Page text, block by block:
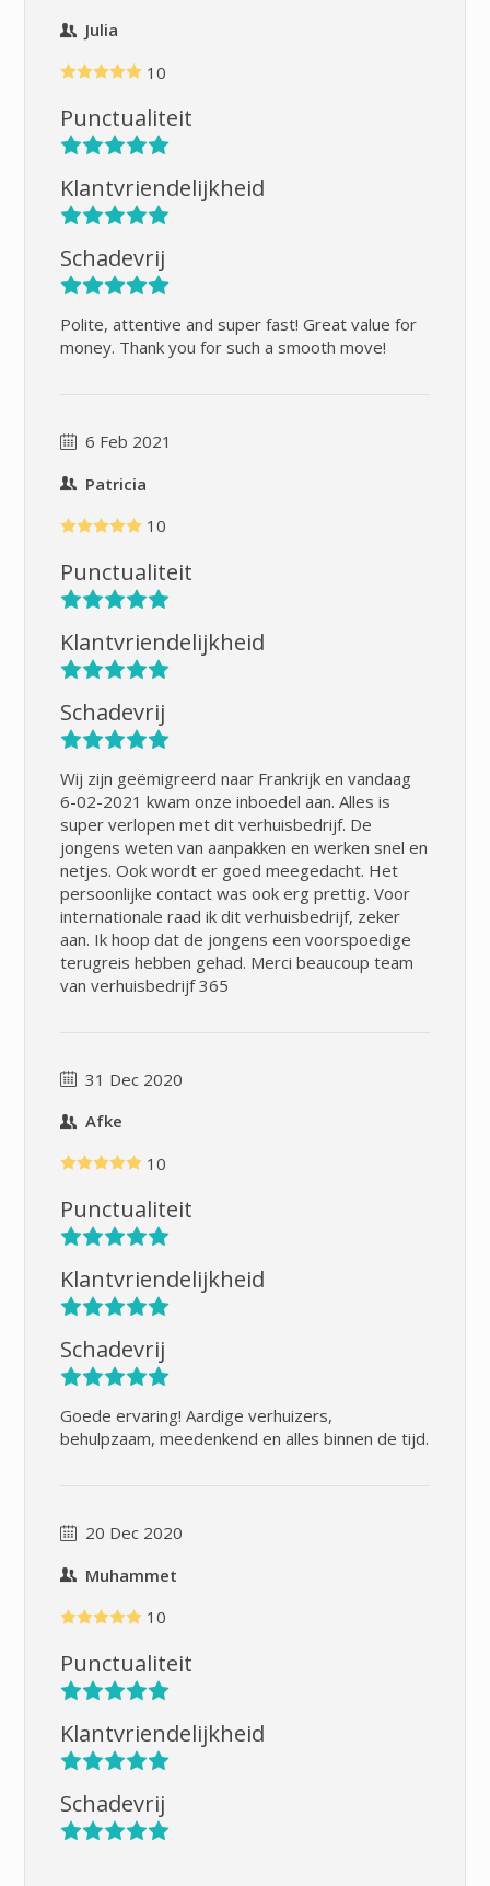
Julia
10
Punctualiteit
Klantvriendelijkheid
Schadevrij
Polite, attentive and super fast! Great value for
money. Thank you for such a smooth move!
6 Feb 2021
Patricia
10
Punctualiteit
Klantvriendelijkheid
Schadevrij
Wij zijn geëmigreerd naar Frankrijk en vandaag
6-02-2021 kwam onze inboedel aan. Alles is
super verlopen met dit verhuisbedrijf. De
jongens weten van aanpakken en werken snel en
netjes. Ook wordt er goed meegedacht. Het
persoonlijke contact was ook erg prettig. Voor
internationale raad ik dit verhuisbedrijf, zeker
aan. Ik hoop dat de jongens een voorspoedige
terugreis hebben gehad. Merci beaucoup team
van verhuisbedrijf 365
31 Dec 2020
Afke
10
Punctualiteit
Klantvriendelijkheid
Schadevrij
Goede ervaring! Aardige verhuizers,
behulpzaam, meedenkend en alles binnen de tijd.
20 Dec 2020
Muhammet
10
Punctualiteit
Klantvriendelijkheid
Schadevrij